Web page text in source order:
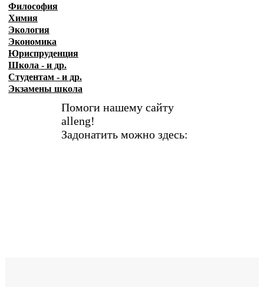
Философия
Химия
Экология
Экономика
Юриспруденция
Школа - и др.
Студентам - и др.
Экзамены школа
Помоги нашему сайту
alleng!
Задонатить можно здесь: